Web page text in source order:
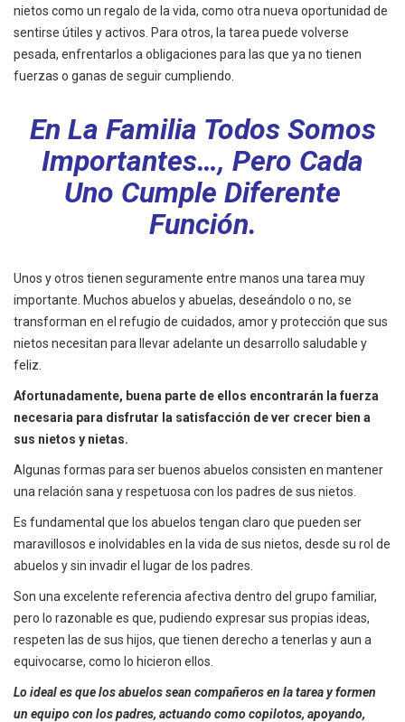
nietos como un regalo de la vida, como otra nueva oportunidad de
sentirse útiles y activos. Para otros, la tarea puede volverse
pesada, enfrentarlos a obligaciones para las que ya no tienen
fuerzas o ganas de seguir cumpliendo.
En La Familia Todos Somos
Importantes…, Pero Cada
Uno Cumple Diferente
Función.
Unos y otros tienen seguramente entre manos una tarea muy
importante. Muchos abuelos y abuelas, deseándolo o no, se
transforman en el refugio de cuidados, amor y protección que sus
nietos necesitan para llevar adelante un desarrollo saludable y
feliz.
Afortunadamente, buena parte de ellos encontrarán la fuerza
necesaria para disfrutar la satisfacción de ver crecer bien a
sus nietos y nietas.
Algunas formas para ser buenos abuelos consisten en mantener
una relación sana y respetuosa con los padres de sus nietos.
Es fundamental que los abuelos tengan claro que pueden ser
maravillosos e inolvidables en la vida de sus nietos, desde su rol de
abuelos y sin invadir el lugar de los padres.
Son una excelente referencia afectiva dentro del grupo familiar,
pero lo razonable es que, pudiendo expresar sus propias ideas,
respeten las de sus hijos, que tienen derecho a tenerlas y aun a
equivocarse, como lo hicieron ellos.
Lo ideal es que los abuelos sean compañeros en la tarea y formen
un equipo con los padres, actuando como copilotos, apoyando,